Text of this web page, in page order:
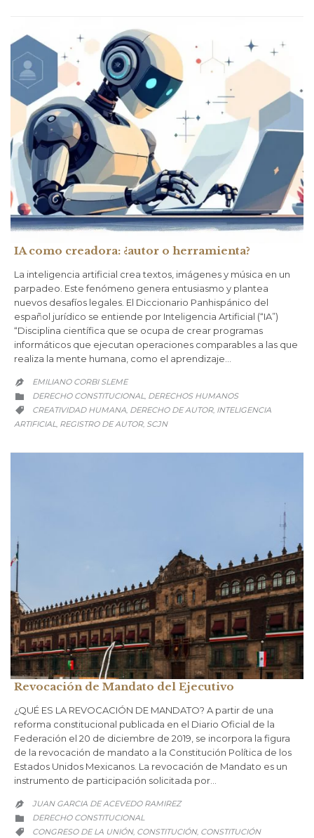
IA como creadora: ¿autor o herramienta?
La inteligencia artificial crea textos, imágenes y música en un
parpadeo. Este fenómeno genera entusiasmo y plantea
nuevos desafíos legales. El Diccionario Panhispánico del
español jurídico se entiende por Inteligencia Artificial (“IA”)
“Disciplina científica que se ocupa de crear programas
informáticos que ejecutan operaciones comparables a las que
realiza la mente humana, como el aprendizaje…
 EMILIANO CORBI SLEME
 CATEGORY
DERECHO CONSTITUCIONAL DERECHOS HUMANOS
 CATEGORY
CREATIVIDAD HUMANA, DERECHO DE AUTOR, INTELIGENCIA
ARTIFICIAL, REGISTRO DE AUTOR, SCJN
Revocación de Mandato del Ejecutivo
¿QUÉ ES LA REVOCACIÓN DE MANDATO? A partir de una
reforma constitucional publicada en el Diario Oficial de la
Federación el 20 de diciembre de 2019, se incorpora la figura
de la revocación de mandato a la Constitución Política de los
Estados Unidos Mexicanos. La revocación de Mandato es un
instrumento de participación solicitada por…
 JUAN GARCIA DE ACEVEDO RAMIREZ
 CATEGORY
DERECHO CONSTITUCIONAL
 CATEGORY
CONGRESO DE LA UNIÓN, CONSTITUCIÓN, CONSTITUCIÓN